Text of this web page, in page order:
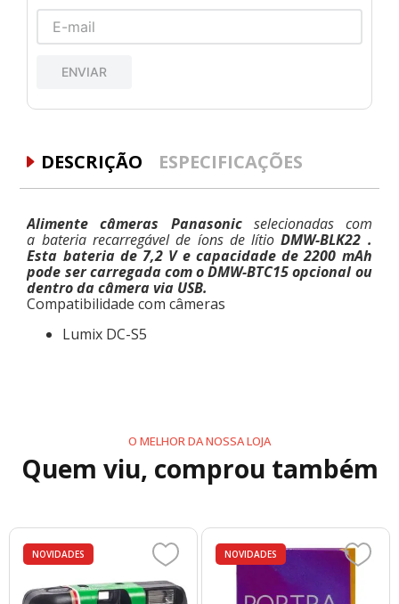
ENVIAR
DESCRIÇÃO ESPECIFICAÇÕES
Alimente câmeras Panasonicselecionadas com
a bateria recarregável de íons de lítioDMW-BLK22 .
Esta bateria de 7,2 V e capacidade de 2200 mAh
pode ser carregada com o DMW-BTC15 opcional ou
dentro da câmera via USB.
Compatibilidade com câmeras
Lumix DC-S5
O MELHOR DA NOSSA LOJA
Quem viu, comprou também
NOVIDADES NOVIDADES